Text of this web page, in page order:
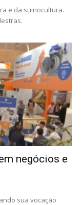
e da suinocultura.
negócios e
sua vocação